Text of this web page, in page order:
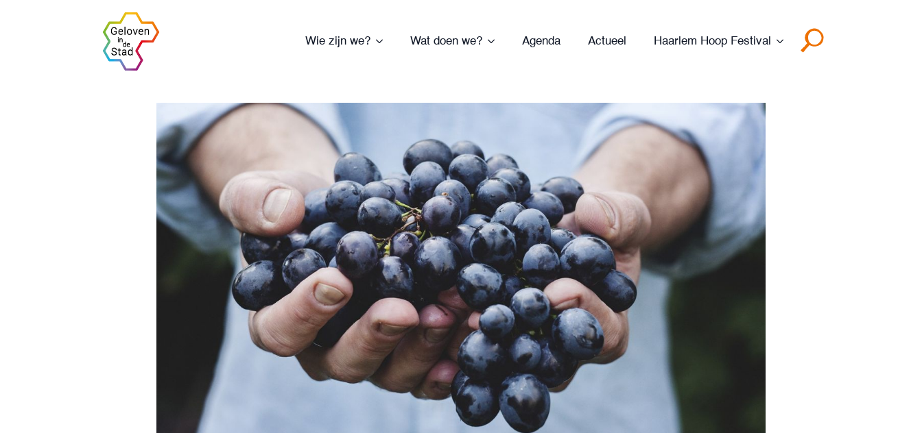
Wie zijn we? Wat doen we? Agenda Actueel Haarlem Hoop Festival